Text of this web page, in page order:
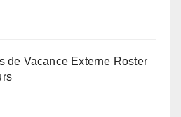
de Vacance Externe Roster